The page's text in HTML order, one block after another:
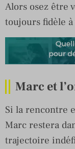
Alors osez être
toujours fidèle
Marc et
Si la rencontre
Marc restera
trajectoire